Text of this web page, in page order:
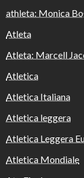
athleta: Monica
Atleta
Atleta: Marcell
Atletica
Atletica Italiana
Atletica leggera
Atletica Leggera
Atletica Mondiale